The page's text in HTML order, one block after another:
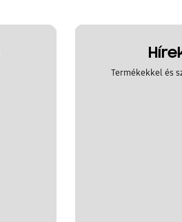
Termékekkel és